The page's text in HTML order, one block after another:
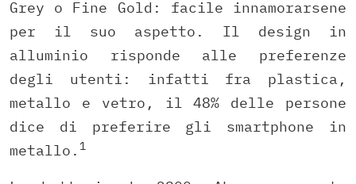
Grey o Fine Gold: facile innamorarsene
per il suo aspetto. Il design in
alluminio risponde alle preferenze
degli utenti: infatti fra plastica,
metallo e vetro, il 48% delle persone
dice di preferire gli smartphone in
metallo. 1